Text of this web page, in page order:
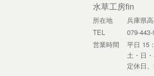
水草工房fin
所在地
兵庫県
TEL
079-
営業時間
平日 15
土・日
定休日